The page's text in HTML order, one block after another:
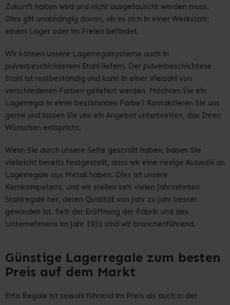
Zukunft halten wird und nicht ausgetauscht werden muss.
Dies gilt unabhängig davon, ob es sich in einer Werkstatt,
einem Lager oder im Freien befindet.
Wir können unsere Lagerregalsysteme auch in
pulverbeschichtetem Stahl liefern. Der pulverbeschichtete
Stahl ist rostbeständig und kann in einer Vielzahl von
verschiedenen Farben geliefert werden. Möchten Sie ein
Lagerregal in einer bestimmten Farbe? Kontaktieren Sie uns
gerne und lassen Sie uns ein Angebot unterbreiten, das Ihren
Wünschen entspricht.
Wenn Sie durch unsere Seite gescrollt haben, haben Sie
vielleicht bereits festgestellt, dass wir eine riesige Auswahl an
Lagerregale aus Metall haben. Dies ist unsere
Kernkompetenz, und wir stellen seit vielen Jahrzehnten
Stahlregale her, deren Qualität von Jahr zu Jahr besser
geworden ist. Seit der Eröffnung der Fabrik und des
Unternehmens im Jahr 1931 sind wir branchenführend.
Günstige Lagerregale zum besten
Preis auf dem Markt
Erfa Regale ist sowohl führend im Preis als auch in der